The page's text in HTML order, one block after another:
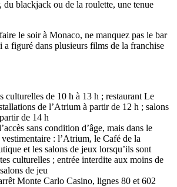
du blackjack ou de la roulette, une tenue
le soir à Monaco, ne manquez pas le bar
a figuré dans plusieurs films de la franchise
culturelles de 10 h à 13 h ; restaurant Le
de l’Atrium à partir de 12 h ; salons
de 14 h
sans condition d’âge, mais dans le
: l’Atrium, le Café de la
et les salons de jeux lorsqu’ils sont
culturelles ; entrée interdite aux moins de
de jeu
Monte Carlo Casino, lignes 80 et 602